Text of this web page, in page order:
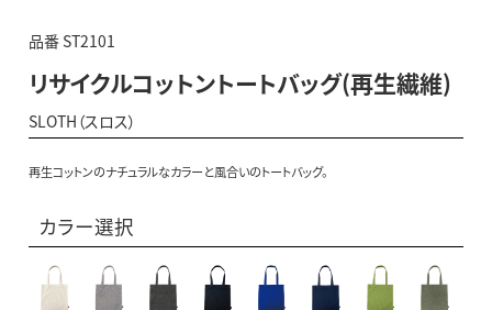
品番 ST2101
リサイクルコットントートバッグ(再生繊維)
SLOTH（スロス）
再生コットンのナチュラルなカラーと風合いのトートバッグ。
カラー選択